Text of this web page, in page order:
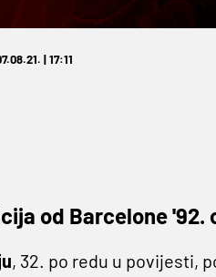
| 17:11
od Barcelone '92.
, 32. po redu u povijesti,